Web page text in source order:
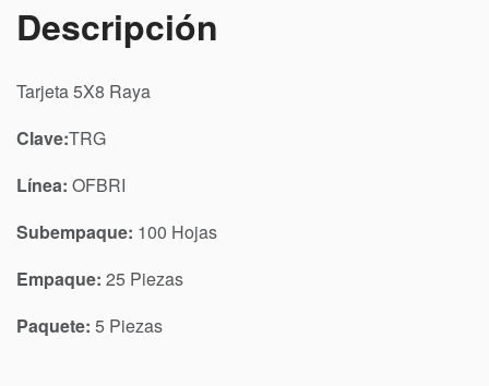
Descripción
Tarjeta 5X8 Raya
Clave:TRG
Línea: OFBRI
Subempaque: 100 Hojas
Empaque: 25 Piezas
Paquete: 5 Piezas